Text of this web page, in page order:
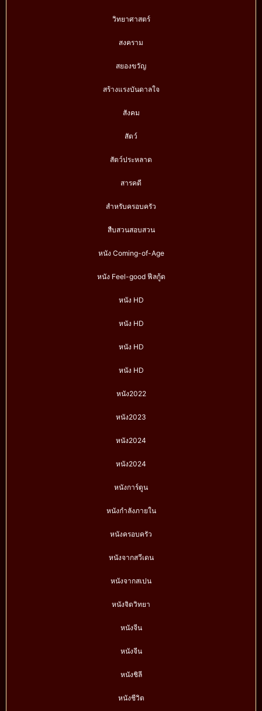
วิทยาศาสตร์
สงคราม
สยองขวัญ
สร้างแรงบันดาลใจ
สังคม
สัตว์
สัตว์ประหลาด
สารคดี
สำหรับครอบครัว
สืบสวนสอบสวน
หนัง Coming-of-Age
หนัง Feel-good ฟีลกู้ด
หนัง HD
หนัง HD
หนัง HD
หนัง HD
หนัง2022
หนัง2023
หนัง2024
หนัง2024
หนังการ์ตูน
หนังกำลังภายใน
หนังครอบครัว
หนังจากสวีเดน
หนังจากสเปน
หนังจิตวิทยา
หนังจีน
หนังจีน
หนังชิลี
หนังชีวิต